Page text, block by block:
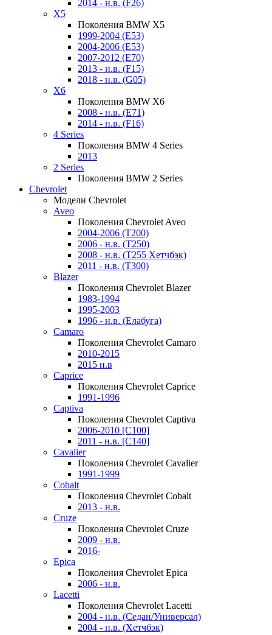
2014 - н.в. (F26)
X5
Поколения BMW X5
1999-2004 (E53)
2004-2006 (E53)
2007-2012 (E70)
2013 - н.в. (F15)
2018 - н.в. (G05)
X6
Поколения BMW X6
2008 - н.в. (E71)
2014 - н.в. (F16)
4 Series
Поколения BMW 4 Series
2013
2 Series
Поколения BMW 2 Series
Chevrolet
Модели Chevrolet
Aveo
Поколения Chevrolet Aveo
2004-2006 (T200)
2006 - н.в. (T250)
2008 - н.в. (T255 Хетчбэк)
2011 - н.в. (Т300)
Blazer
Поколения Chevrolet Blazer
1983-1994
1995-2003
1996 - н.в. (Елабуга)
Camaro
Поколения Chevrolet Camaro
2010-2015
2015 н.в
Caprice
Поколения Chevrolet Caprice
1991-1996
Captiva
Поколения Chevrolet Captiva
2006-2010 [C100]
2011 - н.в. [C140]
Cavalier
Поколения Chevrolet Cavalier
1991-1999
Cobalt
Поколения Chevrolet Cobalt
2013 - н.в.
Cruze
Поколения Chevrolet Cruze
2009 - н.в.
2016-
Epica
Поколения Chevrolet Epica
2006 - н.в.
Lacetti
Поколения Chevrolet Lacetti
2004 - н.в. (Седан/Универсал)
2004 - н.в. (Хетчбэк)